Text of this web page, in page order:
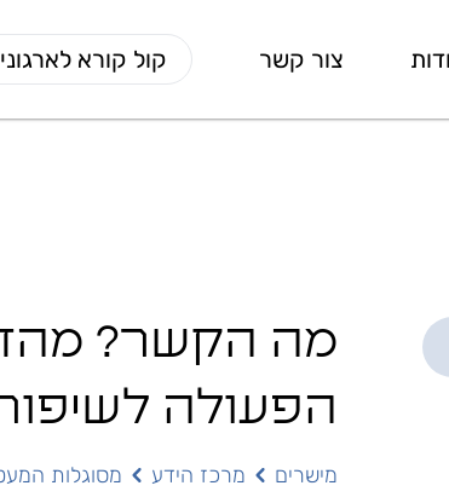
צור קשר קול קורא
מה הקשר?
הפעולה
מישרים מרכז הידע מסוגלות